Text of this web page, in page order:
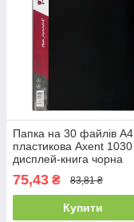
Папка на 30 файлів А4
пластикова Axent 1030
дисплей-книга чорна
75,43 ₴ 83,81 ₴
Купити